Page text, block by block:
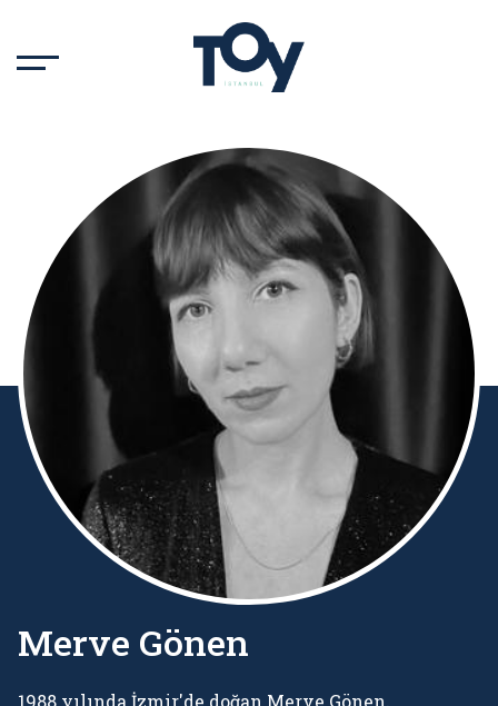
Merve Gönen
1988 yılında İzmir'de doğan Merve Gönen,